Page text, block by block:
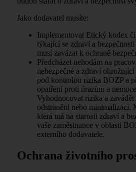
Jako dodavatel musíte:
Implementovat Etický kodex
týkající se zdraví a
musí zavázat k ochraně
Předcházet nehodám na
nebezpečné a zdraví
pod kontrolou rizika BOZP a
opatření proti úrazům a
Vyhodnocovat rizika a
odstranění nebo minimalizaci.
která má na starosti zdraví a
vaše zaměstnance v oblasti
externího dodavatele.
Ochrana životního